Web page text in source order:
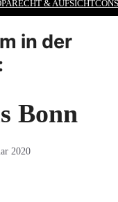
RECHT & AUFSICHT
in der
Bonn
2020